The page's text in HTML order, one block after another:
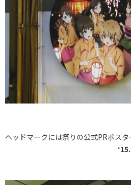
ヘッドマークには祭りの公式PRポスタ